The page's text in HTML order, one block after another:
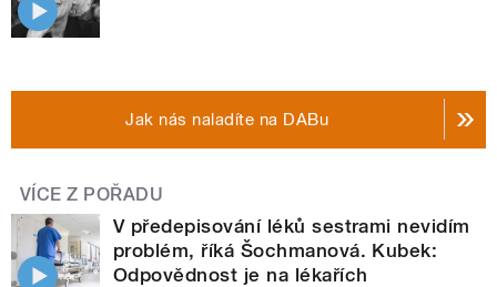
Jak nás naladíte na DABu
VÍCE Z POŘADU
V předepisování léků sestrami nevidím
problém, říká Šochmanová. Kubek:
Odpovědnost je na lékařích